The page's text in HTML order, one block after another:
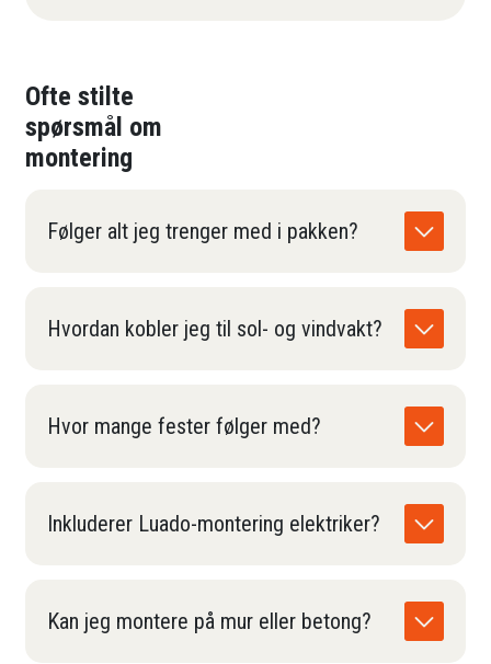
Ofte stilte
spørsmål om
montering
Følger alt jeg trenger med i pakken?
Hvordan kobler jeg til sol- og vindvakt?
Hvor mange fester følger med?
Inkluderer Luado-montering elektriker?
Kan jeg montere på mur eller betong?